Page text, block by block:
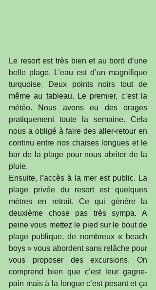
Le resort est très bien et au bord d’une
belle plage. L’eau est d’un magnifique
turquoise. Deux points noirs tout de
même au tableau. Le premier, c’est la
météo. Nous avons eu des orages
pratiquement toute la semaine. Cela
nous a obligé à faire des aller-retour en
continu entre nos chaises longues et le
bar de la plage pour nous abriter de la
pluie.
Ensuite, l’accès à la mer est public. La
plage privée du resort est quelques
mètres en retrait. Ce qui génère la
deuxième chose pas très sympa. A
peine vous mettez le pied sur le bout de
plage publique, de nombreux « beach
boys » vous abordent sans relâche pour
vous proposer des excursions. On
comprend bien que c’est leur gagne-
pain mais à la longue c’est pesant et ça